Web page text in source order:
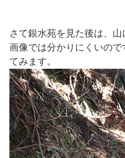
さて銀水苑を見た後は、山
画像では分かりにくいの
てみます。